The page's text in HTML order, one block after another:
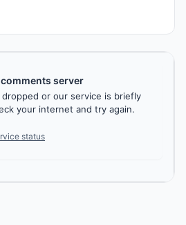
server
or our service is briefly
your internet and try again.
status